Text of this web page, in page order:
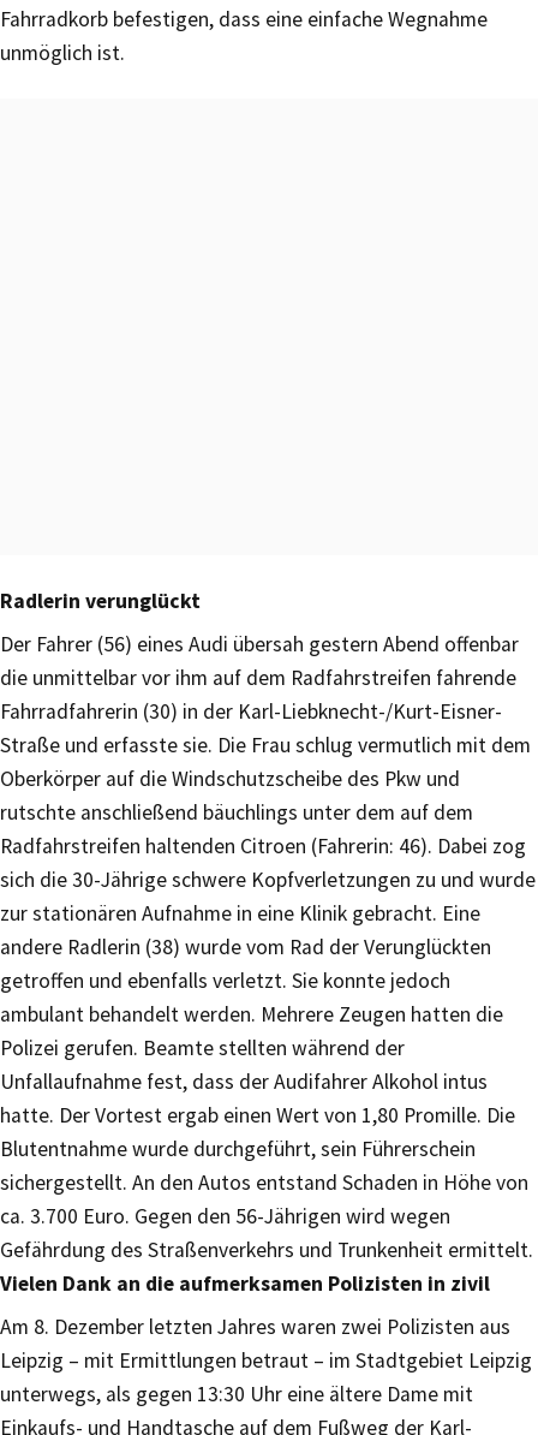
Fahrradkorb befestigen, dass eine einfache Wegnahme
unmöglich ist.
Radlerin verunglückt
Der Fahrer (56) eines Audi übersah gestern Abend offenbar
die unmittelbar vor ihm auf dem Radfahrstreifen fahrende
Fahrradfahrerin (30) in der Karl-Liebknecht-/Kurt-Eisner-
Straße und erfasste sie. Die Frau schlug vermutlich mit dem
Oberkörper auf die Windschutzscheibe des Pkw und
rutschte anschließend bäuchlings unter dem auf dem
Radfahrstreifen haltenden Citroen (Fahrerin: 46). Dabei zog
sich die 30-Jährige schwere Kopfverletzungen zu und wurde
zur stationären Aufnahme in eine Klinik gebracht. Eine
andere Radlerin (38) wurde vom Rad der Verunglückten
getroffen und ebenfalls verletzt. Sie konnte jedoch
ambulant behandelt werden. Mehrere Zeugen hatten die
Polizei gerufen. Beamte stellten während der
Unfallaufnahme fest, dass der Audifahrer Alkohol intus
hatte. Der Vortest ergab einen Wert von 1,80 Promille. Die
Blutentnahme wurde durchgeführt, sein Führerschein
sichergestellt. An den Autos entstand Schaden in Höhe von
ca. 3.700 Euro. Gegen den 56-Jährigen wird wegen
Gefährdung des Straßenverkehrs und Trunkenheit ermittelt.
Vielen Dank an die aufmerksamen Polizisten in zivil
Am 8. Dezember letzten Jahres waren zwei Polizisten aus
Leipzig – mit Ermittlungen betraut – im Stadtgebiet Leipzig
unterwegs, als gegen 13:30 Uhr eine ältere Dame mit
Einkaufs- und Handtasche auf dem Fußweg der Karl-